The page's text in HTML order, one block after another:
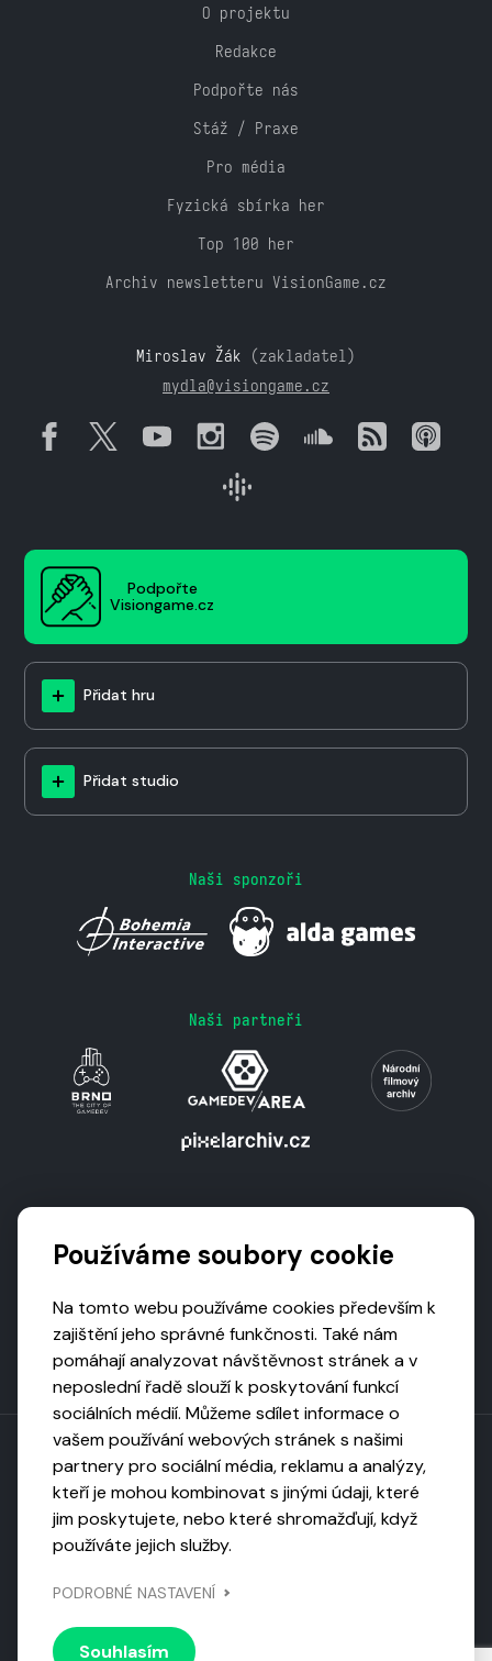
O projektu
Redakce
Podpořte nás
Stáž / Praxe
Pro média
Fyzická sbírka her
Top 100 her
Archiv newsletteru VisionGame.cz
Miroslav Žák (zakladatel)
mydla@visiongame.cz
Podpořte
Visiongame.cz
Přidat hru
Přidat studio
Naši sponzoři
Naši partneři
Toto dílo podléhá licenci CC BY-NC-ND
Uveďte původ, neužívejte komerčně, nezpracovávejte.
Národní knihovnou ČR
Používáme soubory cookie
Na tomto webu používáme cookies především k
zajištění jeho správné funkčnosti. Také nám
pomáhají analyzovat návštěvnost stránek a v
neposlední řadě slouží k poskytování funkcí
sociálních médií. Můžeme sdílet informace o
vašem používání webových stránek s našimi
partnery pro sociální média, reklamu a analýzy,
kteří je mohou kombinovat s jinými údaji, které
jim poskytujete, nebo které shromažďují, když
používáte jejich služby.
PODROBNÉ NASTAVENÍ
Souhlasím